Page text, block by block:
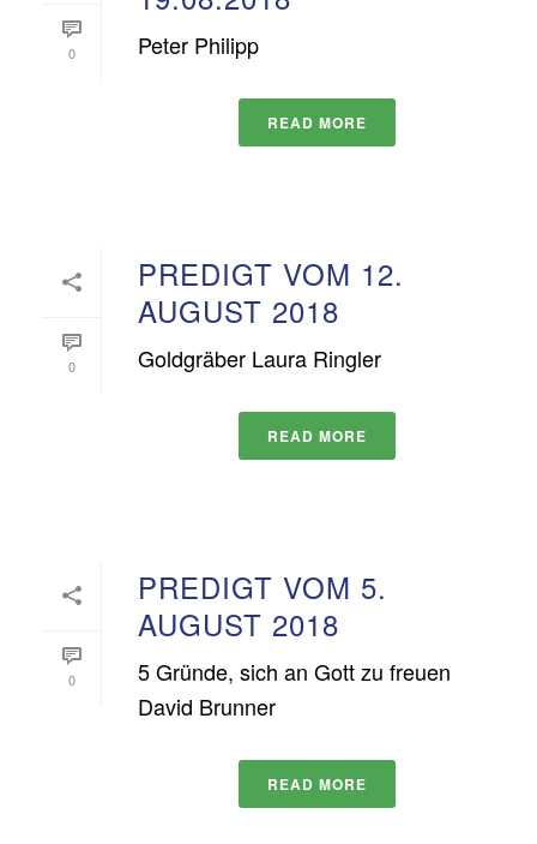
0 Peter Philipp
READ MORE
0
PREDIGT VOM 12.
AUGUST 2018
Goldgräber Laura Ringler
READ MORE
0
PREDIGT VOM 5.
AUGUST 2018
5 Gründe, sich an Gott zu freuen
David Brunner
READ MORE